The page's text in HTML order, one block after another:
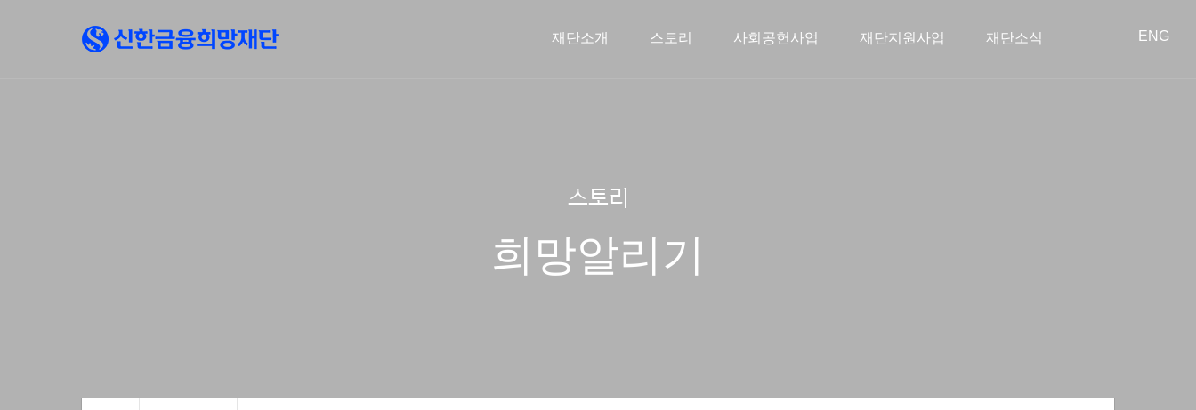
재단소개 스토리 사회공헌사업 재단지원사업 재단소식 ENG
스토리
희망알리기